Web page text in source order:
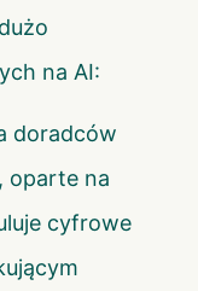
na AI:
doradców
oparte na
cyfrowe